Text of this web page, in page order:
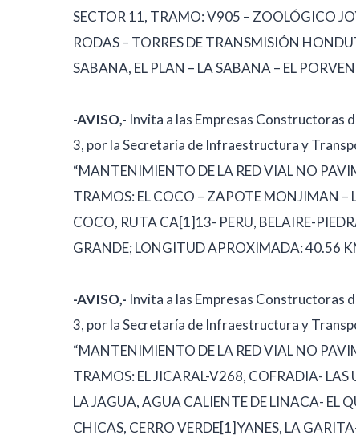
SECTOR 11, TRAMO: V905 – ZOOLÓGICO
RODAS – TORRES DE TRANSMISIÓN
SABANA, EL PLAN – LA SABANA – EL
-AVISO,- Invita a las Empresas Constructoras
3, por la Secretaría de Infraestructura y
“MANTENIMIENTO DE LA RED VIAL NO
TRAMOS: EL COCO – ZAPOTE MONJIMAN –
COCO, RUTA CA[1]13- PERU, BELAIRE-
GRANDE; LONGITUD APROXIMADA: 40.56
-AVISO,- Invita a las Empresas Constructoras
3, por la Secretaría de Infraestructura y
“MANTENIMIENTO DE LA RED VIAL NO
TRAMOS: EL JICARAL-V268, COFRADIA-
LA JAGUA, AGUA CALIENTE DE LINACA- EL
CHICAS, CERRO VERDE[1]YANES, LA